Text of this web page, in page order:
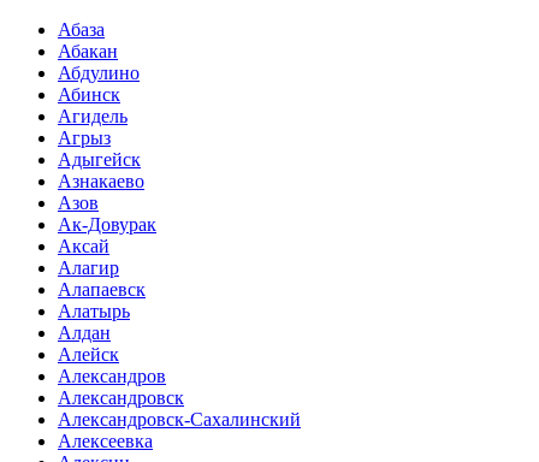
Абаза
Абакан
Абдулино
Абинск
Агидель
Агрыз
Адыгейск
Азнакаево
Азов
Ак-Довурак
Аксай
Алагир
Алапаевск
Алатырь
Алдан
Алейск
Александров
Александровск
Александровск-Сахалинский
Алексеевка